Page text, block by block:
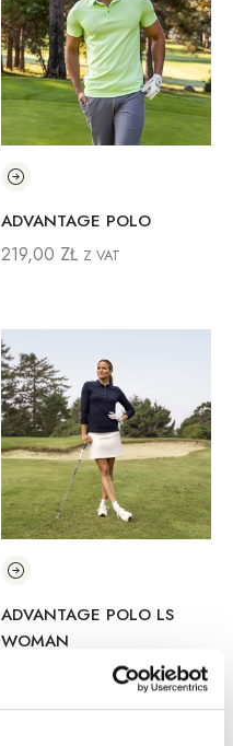
ADVANTAGE POLO
219,00 ZŁ Z VAT
ADVANTAGE POLO LS
WOMAN
Z VAT